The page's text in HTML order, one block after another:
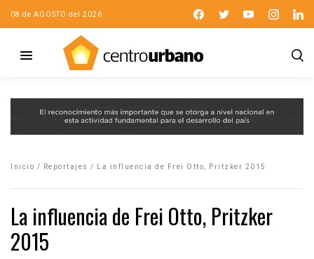
08 de AGOSTO del 2026
Inicio / Reportajes / La influencia de Frei Otto, Pritzker 2015
La influencia de Frei Otto, Pritzker
2015